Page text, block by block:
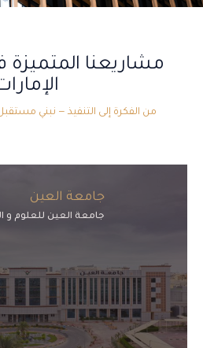
مشاريعنا المتميزة
من الفكرة إلى التنفيذ — نبني
جامعة العين
جامعة العين للعلوم و